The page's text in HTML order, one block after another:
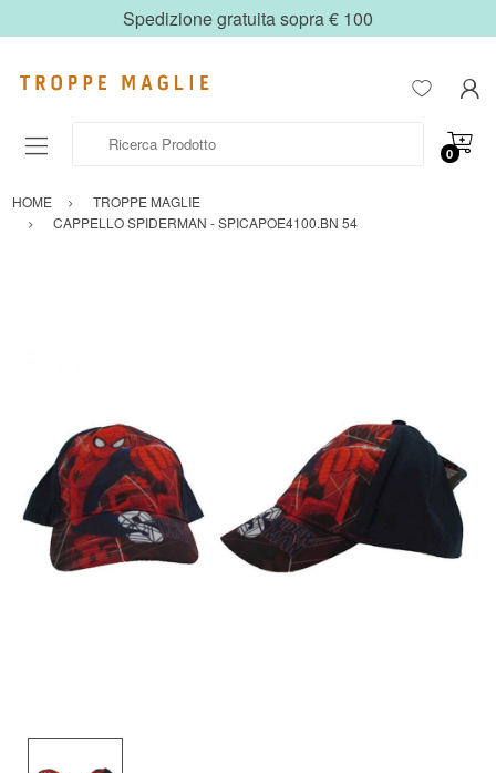
Spedizione gratuita sopra € 100
0
HOME
TROPPE MAGLIE
CAPPELLO SPIDERMAN - SPICAPOE4100.BN 54